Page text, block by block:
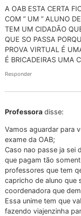
A OAB ESTA CERTA
COM ” UM ” ALUNO
TEM UM CIDADÃO
QUE SO PASSA
PROVA VIRTUAL É
É BRICADEIRAS UMA
Responder
Professora disse:
Vamos aguardar para
exame da OAB;
Caso nao passe ja sei
que pagam tão
professores que tem
capricho de aluno que
coordenadora que
Essa unime tem que
fazendo viajenzinha